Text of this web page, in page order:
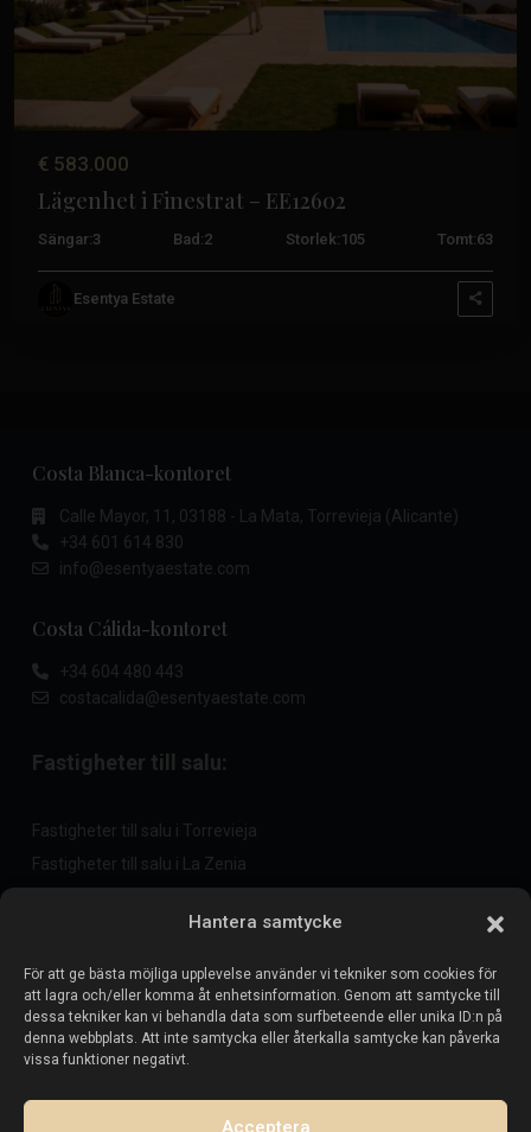
Hantera samtycke
För att ge bästa möjliga upplevelse använder vi tekniker som cookies för
att lagra och/eller komma åt enhetsinformation. Genom att samtycke till
dessa tekniker kan vi behandla data som surfbeteende eller unika ID:n på
denna webbplats. Att inte samtycka eller återkalla samtycke kan påverka
vissa funktioner negativt.
Acceptera
€ 583.000
Lägenhet i Finestrat – EE12602
Sängar:3 Bad:2 Storlek: 105 Tomt:63
Esentya Estate
Costa Blanca-kontoret
Calle Mayor, 11, 03188 - La Mata, Torrevieja (Alicante)
+34 601 614 830
info@esentyaestate.com
Costa Cálida-kontoret
+34 604 480 443
costacalida@esentyaestate.com
Fastigheter till salu:
Fastigheter till salu i Torrevieja
Fastigheter till salu i La Zenia
Sälj din fastighet:
Sälj fastighet i La Mata